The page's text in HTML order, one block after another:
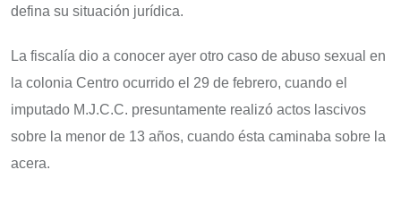
defina su situación jurídica.
La fiscalía dio a conocer ayer otro caso de abuso sexual en
la colonia Centro ocurrido el 29 de febrero, cuando el
imputado M.J.C.C. presuntamente realizó actos lascivos
sobre la menor de 13 años, cuando ésta caminaba sobre la
acera.